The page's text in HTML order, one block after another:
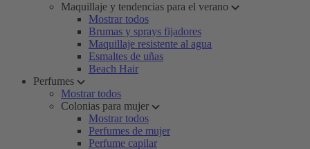
Maquillaje y tendencias para el verano
Mostrar todos
Brumas y sprays fijadores
Maquillaje resistente al agua
Esmaltes de uñas
Beach Hair
Perfumes
Mostrar todos
Colonias para mujer
Mostrar todos
Perfumes de mujer
Perfume capilar